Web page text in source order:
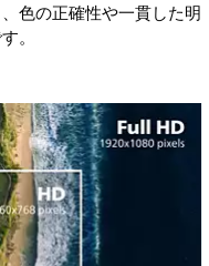
色の正確性や一貫した明
。